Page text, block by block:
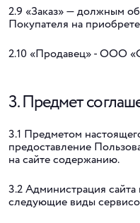
2.9 «Заказ» — должным
Покупателя на
2.10 «Продавец» - ООО
3. Предмет
3.1 Предметом
предоставление
на сайте содержанию.
3.2 Администрация
следующие виды